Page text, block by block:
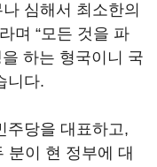
심해서 최소한의
며 “모든 것을 파
하는 형국이니 국
니다.
주당을 대표하고,
분이 현 정부에 대